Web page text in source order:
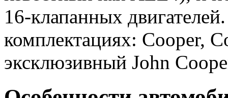
16-клапанных
комплектациях: Cooper,
эксклюзивный John